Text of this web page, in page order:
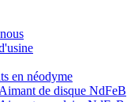
en néodyme
Aimant de disque NdFeB